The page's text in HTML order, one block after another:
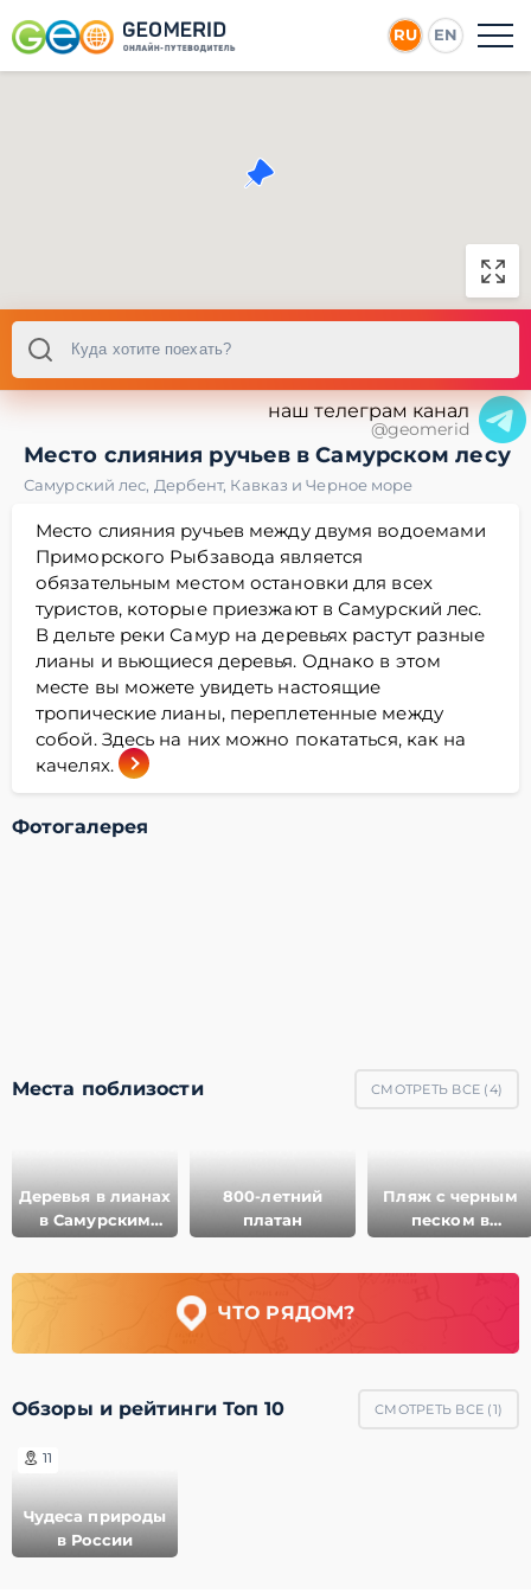
RU EN
наш телеграм канал
@geomerid
Место слияния ручьев в Самурском лесу
Самурский лес, Дербент, Кавказ и Черное море
Место слияния ручьев между двумя водоемами
Приморского Рыбзавода является
обязательным местом остановки для всех
туристов, которые приезжают в Самурский лес.
В дельте реки Самур на деревьях растут разные
лианы и вьющиеся деревья. Однако в этом
месте вы можете увидеть настоящие
тропические лианы, переплетенные между
собой. Здесь на них можно покататься, как на
качелях.
Фотогалерея
Места поблизости СМОТРЕТЬ ВСЕ (4)
Деревья в лианах
в Самурским
лесу
800-летний
платан
Пляж с черным
песком в
Самурском лесу
ЧТО РЯДОМ?
Обзоры и рейтинги Топ 10 СМОТРЕТЬ ВСЕ (1)
11
Чудеса природы
в России